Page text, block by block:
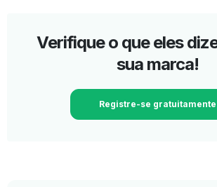
Verifique o que eles
sua marca!
Registre-se gratuitamente